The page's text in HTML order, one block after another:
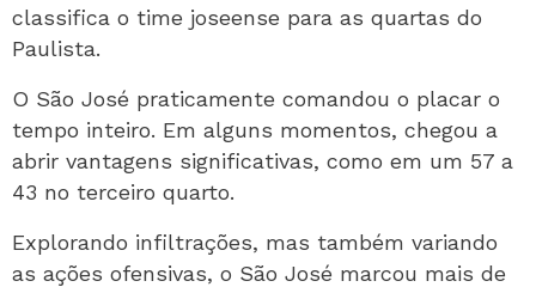
classifica o time joseense para as quartas do
Paulista.
O São José praticamente comandou o placar o
tempo inteiro. Em alguns momentos, chegou a
abrir vantagens significativas, como em um 57 a
43 no terceiro quarto.
Explorando infiltrações, mas também variando
as ações ofensivas, o São José marcou mais de